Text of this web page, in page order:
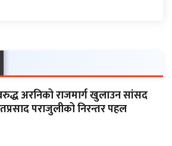
अरनिको राजमार्ग खुलाउन सांसद
पराजुलीको निरन्तर पहल